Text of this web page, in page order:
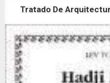
Tratado De